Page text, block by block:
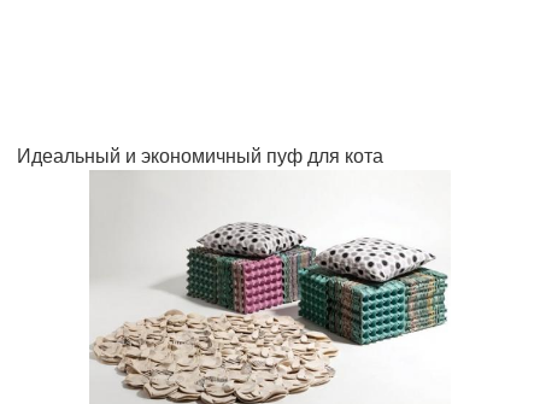
Идеальный и экономичный пуф для кота